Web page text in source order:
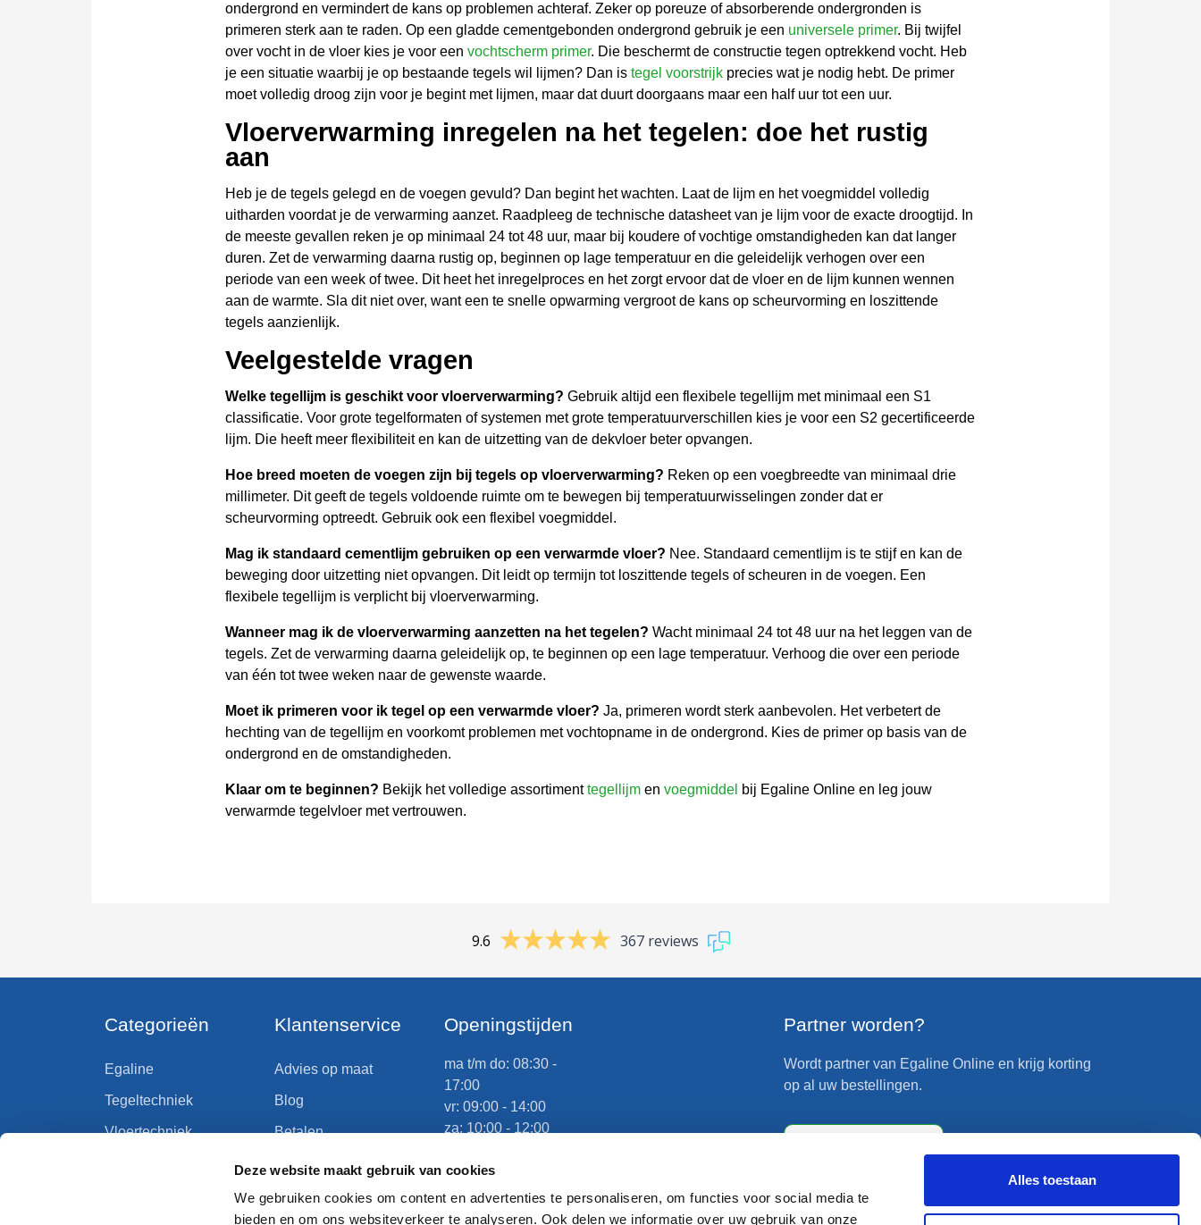
Deze website maakt gebruik van cookies
We gebruiken cookies om content en advertenties te personaliseren, om functies voor social media te
bieden en om ons websiteverkeer te analyseren. Ook delen we informatie over uw gebruik van onze
Alles toestaan
ondergrond en vermindert de kans op problemen achteraf. Zeker op poreuze of absorberende ondergronden is
primeren sterk aan te raden. Op een gladde cementgebonden ondergrond gebruik je een universele primer. Bij twijfel
over vocht in de vloer kies je voor een vochtscherm primer. Die beschermt de constructie tegen optrekkend vocht. Heb
je een situatie waarbij je op bestaande tegels wil lijmen? Dan is tegel voorstrijk precies wat je nodig hebt. De primer
moet volledig droog zijn voor je begint met lijmen, maar dat duurt doorgaans maar een half uur tot een uur.
Vloerverwarming inregelen na het tegelen: doe het rustig
aan
Heb je de tegels gelegd en de voegen gevuld? Dan begint het wachten. Laat de lijm en het voegmiddel volledig
uitharden voordat je de verwarming aanzet. Raadpleeg de technische datasheet van je lijm voor de exacte droogtijd. In
de meeste gevallen reken je op minimaal 24 tot 48 uur, maar bij koudere of vochtige omstandigheden kan dat langer
duren. Zet de verwarming daarna rustig op, beginnen op lage temperatuur en die geleidelijk verhogen over een
periode van een week of twee. Dit heet het inregelproces en het zorgt ervoor dat de vloer en de lijm kunnen wennen
aan de warmte. Sla dit niet over, want een te snelle opwarming vergroot de kans op scheurvorming en loszittende
tegels aanzienlijk.
Veelgestelde vragen
Welke tegellijm is geschikt voor vloerverwarming? Gebruik altijd een flexibele tegellijm met minimaal een S1
classificatie. Voor grote tegelformaten of systemen met grote temperatuurverschillen kies je voor een S2 gecertificeerde
lijm. Die heeft meer flexibiliteit en kan de uitzetting van de dekvloer beter opvangen.
Hoe breed moeten de voegen zijn bij tegels op vloerverwarming? Reken op een voegbreedte van minimaal drie
millimeter. Dit geeft de tegels voldoende ruimte om te bewegen bij temperatuurwisselingen zonder dat er
scheurvorming optreedt. Gebruik ook een flexibel voegmiddel.
Mag ik standaard cementlijm gebruiken op een verwarmde vloer? Nee. Standaard cementlijm is te stijf en kan de
beweging door uitzetting niet opvangen. Dit leidt op termijn tot loszittende tegels of scheuren in de voegen. Een
flexibele tegellijm is verplicht bij vloerverwarming.
Wanneer mag ik de vloerverwarming aanzetten na het tegelen? Wacht minimaal 24 tot 48 uur na het leggen van de
tegels. Zet de verwarming daarna geleidelijk op, te beginnen op een lage temperatuur. Verhoog die over een periode
van één tot twee weken naar de gewenste waarde.
Moet ik primeren voor ik tegel op een verwarmde vloer? Ja, primeren wordt sterk aanbevolen. Het verbetert de
hechting van de tegellijm en voorkomt problemen met vochtopname in de ondergrond. Kies de primer op basis van de
ondergrond en de omstandigheden.
Klaar om te beginnen? Bekijk het volledige assortimenttegellijm en voegmiddel bij Egaline Online en leg jouw
verwarmde tegelvloer met vertrouwen.
9.6 367 reviews
Categorieën
Egaline
Tegeltechniek
Vloertechniek
Klantenservice
Advies op maat
Blog
Betalen
Bezorgen en afhalen
Retourneren
Openingstijden
ma t/m do: 08:30 -
17:00
vr: 09:00 - 14:00
za: 10:00 - 12:00
Partner worden?
Wordt partner van Egaline Online en krijg korting
op al uw bestellingen.